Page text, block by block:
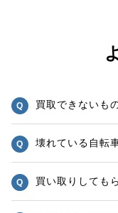
買取できないも
壊れている自転
買い取りしても